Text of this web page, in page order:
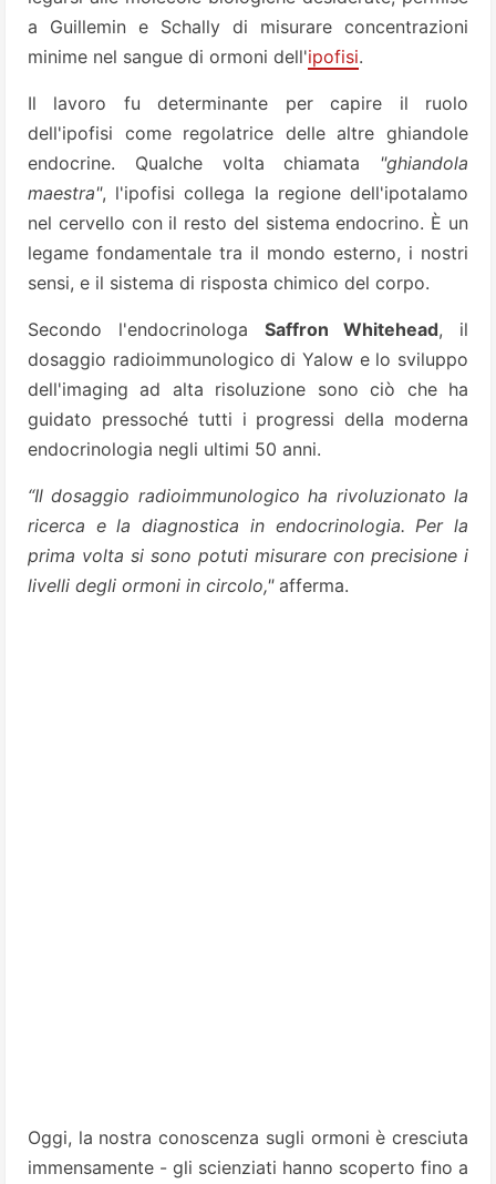
a Guillemin e Schally di misurare concentrazioni
minime nel sangue di ormoni dell'ipofisi.
Il lavoro fu determinante per capire il ruolo
dell'ipofisi come regolatrice delle altre ghiandole
endocrine. Qualche volta chiamata "ghiandola
maestra", l'ipofisi collega la regione dell'ipotalamo
nel cervello con il resto del sistema endocrino. È un
legame fondamentale tra il mondo esterno, i nostri
sensi, e il sistema di risposta chimico del corpo.
Secondo l'endocrinologa Saffron Whitehead, il
dosaggio radioimmunologico di Yalow e lo sviluppo
dell'imaging ad alta risoluzione sono ciò che ha
guidato pressoché tutti i progressi della moderna
endocrinologia negli ultimi 50 anni.
“Il dosaggio radioimmunologico ha rivoluzionato la
ricerca e la diagnostica in endocrinologia. Per la
prima volta si sono potuti misurare con precisione i
livelli degli ormoni in circolo,"afferma.
Oggi, la nostra conoscenza sugli ormoni è cresciuta
immensamente - gli scienziati hanno scoperto fino a